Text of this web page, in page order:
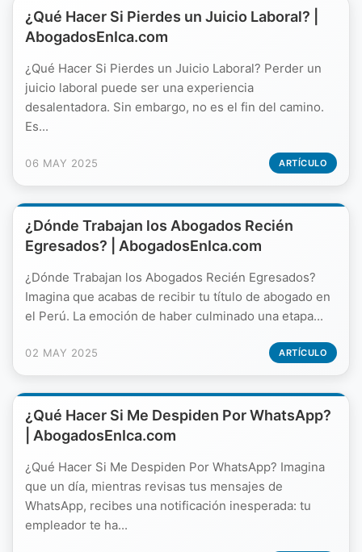
¿Qué Hacer Si Pierdes un Juicio Laboral? |
AbogadosEnIca.com
¿Qué Hacer Si Pierdes un Juicio Laboral? Perder un
juicio laboral puede ser una experiencia
desalentadora. Sin embargo, no es el fin del camino.
Es...
06 MAY 2025 ARTÍCULO
¿Dónde Trabajan los Abogados Recién
Egresados? | AbogadosEnIca.com
¿Dónde Trabajan los Abogados Recién Egresados?
Imagina que acabas de recibir tu título de abogado en
el Perú. La emoción de haber culminado una etapa...
02 MAY 2025 ARTÍCULO
¿Qué Hacer Si Me Despiden Por WhatsApp?
| AbogadosEnIca.com
¿Qué Hacer Si Me Despiden Por WhatsApp? Imagina
que un día, mientras revisas tus mensajes de
WhatsApp, recibes una notificación inesperada: tu
empleador te ha...